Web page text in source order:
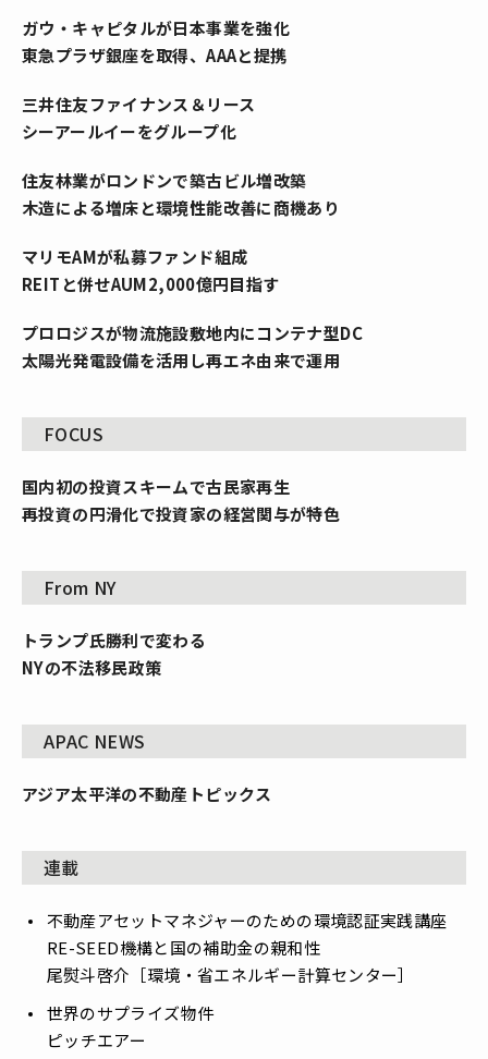
ガウ・キャピタルが日本事業を強化
東急プラザ銀座を取得、AAAと提携
三井住友ファイナンス＆リース
シーアールイーをグループ化
住友林業がロンドンで築古ビル増改築
木造による増床と環境性能改善に商機あり
マリモAMが私募ファンド組成
REITと併せAUM2,000億円目指す
プロロジスが物流施設敷地内にコンテナ型DC
太陽光発電設備を活用し再エネ由来で運用
FOCUS
国内初の投資スキームで古民家再生
再投資の円滑化で投資家の経営関与が特色
From NY
トランプ氏勝利で変わる
NYの不法移民政策
APAC NEWS
アジア太平洋の不動産トピックス
連載
不動産アセットマネジャーのための環境認証実践講座
――RE-SEED機構と国の補助金の親和性
尾熨斗啓介［環境・省エネルギー計算センター］
世界のサプライズ物件
――ピッチエアー